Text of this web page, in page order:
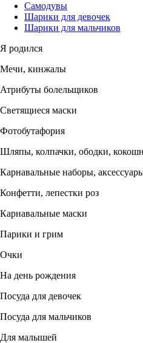
Самодувы
Шарики для девочек
Шарики для мальчиков
Я родился
Мечи, кинжалы
Атрибуты болельщиков
Светящиеся маски
Фотобутафория
Шляпы, колпачки, ободки,
Карнавальные наборы,
Конфетти, лепестки роз
Карнавальные маски
Парики и грим
Очки
На день рождения
Посуда для девочек
Посуда для мальчиков
Для малышей